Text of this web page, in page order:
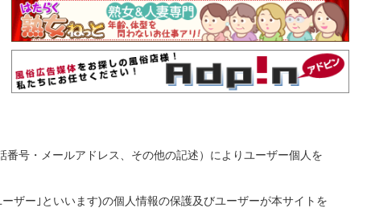
号・メールアドレス、その他の記述）によりユーザー個人を
ザー｣といいます)の個人情報の保護及びユーザーが本サイトを